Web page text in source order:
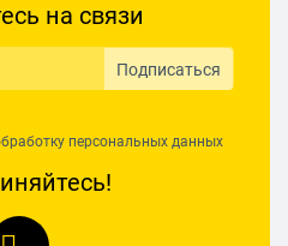
шаблон, зенкер
54 мм
1.27 кг
на связи
Подписаться
персональных данных